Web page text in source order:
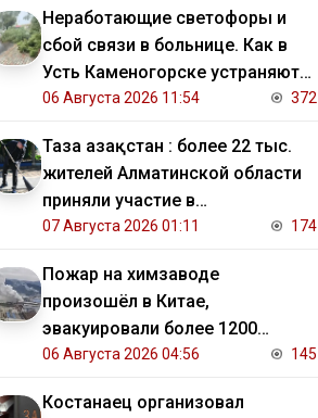
Неработающие светофоры и
сбой связи в больнице. Как в
Усть Каменогорске устраняют
последствия ливня
06 Августа 2026 11:54 372
Таза Қазақстан : более 22 тыс.
жителей Алматинской области
приняли участие в
экологической акции
07 Августа 2026 01:11 174
Пожар на химзаводе
произошёл в Китае,
эвакуировали более 1200
человек
06 Августа 2026 04:56 145
Костанаец организовал